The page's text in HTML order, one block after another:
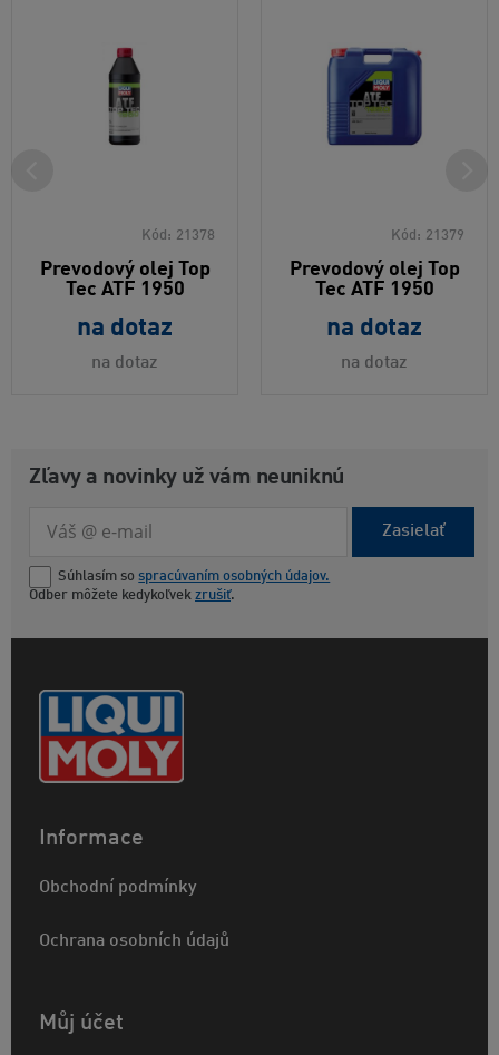
Kód: 21378
Prevodový olej Top
Tec ATF 1950
na dotaz
na dotaz
Kód: 21379
Prevodový olej Top
Tec ATF 1950
na dotaz
na dotaz
Zľavy a novinky už vám neuniknú
Zasielať
Súhlasím so spracúvaním osobných údajov.
Odber môžete kedykoľvek zrušiť.
Informace
Obchodní podmínky
Ochrana osobních údajů
Můj účet